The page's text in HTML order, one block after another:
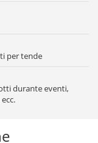
per tende
durante eventi,